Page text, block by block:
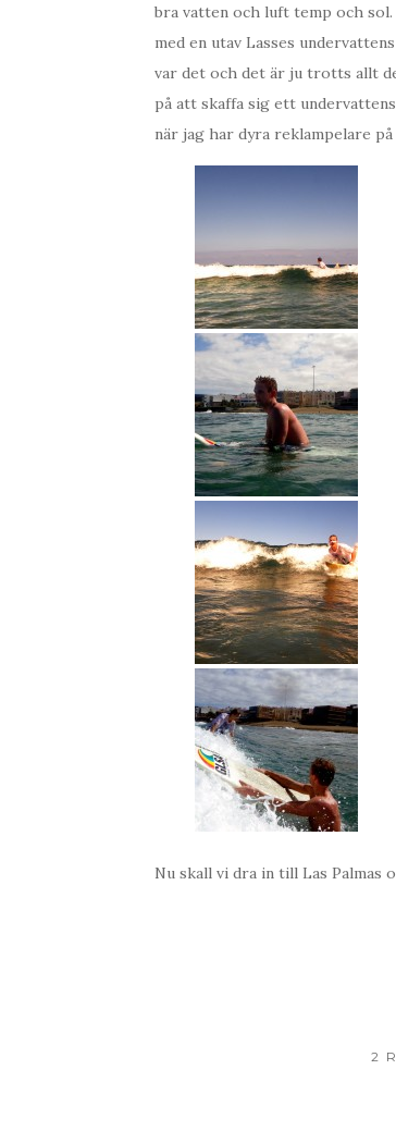
bra vatten och luft temp och
med en utav Lasses
var det och det är ju trotts allt
på att skaffa sig ett
när jag har dyra reklampelare
Nu skall vi dra in till Las
2